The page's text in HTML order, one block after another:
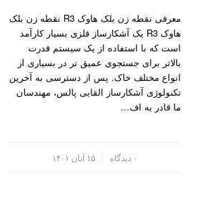
معرفی نقطه زن بلک هاوک R3 نقطه زن بلک
هاوک R3 یک آشکارساز فلزی بسیار کارآمد
است که با استفاده از یک سیستم قدرت
بالاتر برای جستجوی عمیق تر در بسیاری از
انواع مختلف خاک. پس از دسترسی به آخرین
تکنولوژی آشکارساز القایی پالس، مهندسان
ما قادر به اف…
۰ دیدگاه ۱۵ آبان ۱۴۰۱